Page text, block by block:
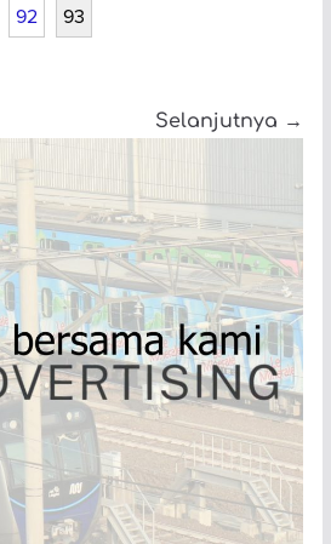
92 93
Selanjutnya →